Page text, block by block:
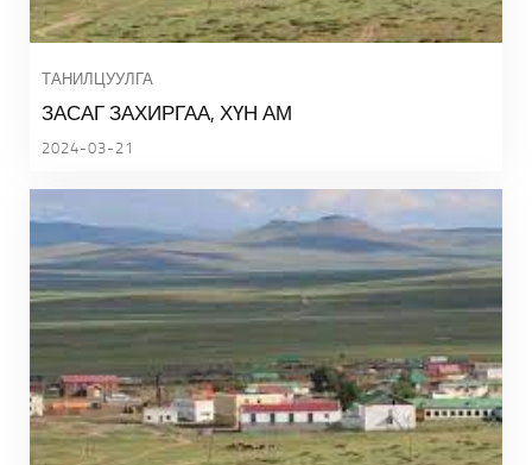
ТАНИЛЦУУЛГА
ЗАСАГ ЗАХИРГАА, ХҮН АМ
2024-03-21